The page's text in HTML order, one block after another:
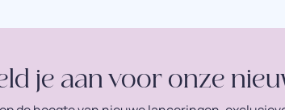
je aan voor onze